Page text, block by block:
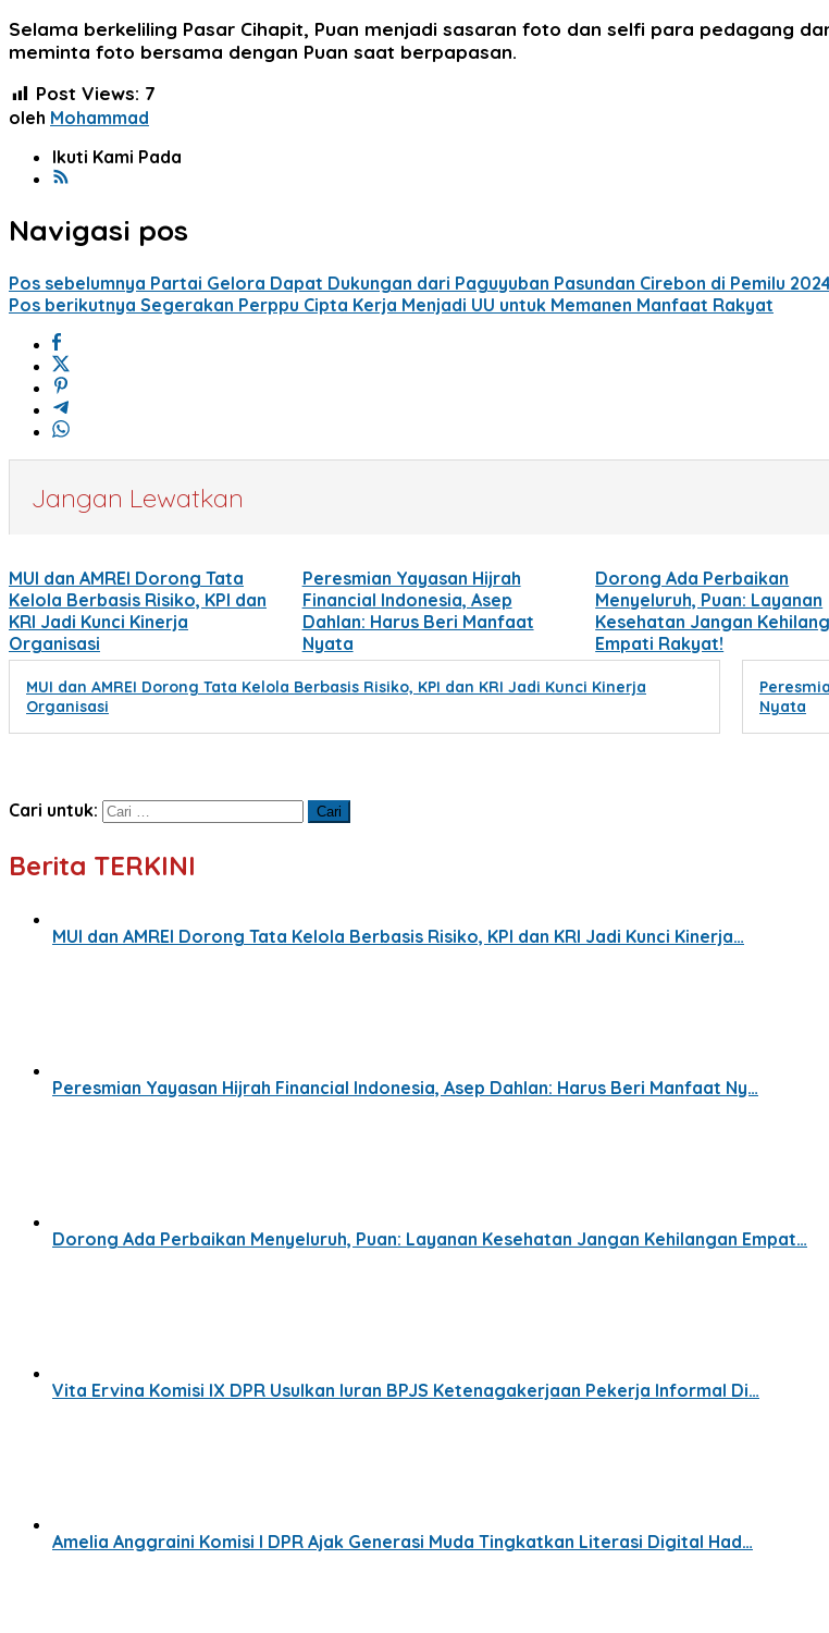
Selama berkeliling Pasar Cihapit, Puan menjadi sasaran foto dan selfi para pedagang
meminta foto bersama dengan Puan saat berpapasan.
Post Views: 7
oleh Mohammad
Ikuti Kami Pada
Navigasi pos
Pos sebelumnya Partai Gelora Dapat Dukungan dari Paguyuban Pasundan Cirebon di Pemilu
Pos berikutnya Segerakan Perppu Cipta Kerja Menjadi UU untuk Memanen Manfaat Rakyat
Jangan Lewatkan
MUI dan AMREI Dorong Tata
Kelola Berbasis Risiko, KPI dan
KRI Jadi Kunci Kinerja
Organisasi
Peresmian Yayasan Hijrah
Financial Indonesia, Asep
Dahlan: Harus Beri Manfaat
Nyata
Dorong Ada Perbaikan
Menyeluruh, Puan: Layanan
Kesehatan Jangan
Empati Rakyat!
MUI dan AMREI Dorong Tata Kelola Berbasis Risiko, KPI dan KRI Jadi Kunci Kinerja
Organisasi
Nyata
Cari untuk:
Berita TERKINI
MUI dan AMREI Dorong Tata Kelola Berbasis Risiko, KPI dan KRI Jadi Kunci Kinerja…
Peresmian Yayasan Hijrah Financial Indonesia, Asep Dahlan: Harus Beri Manfaat Ny…
Dorong Ada Perbaikan Menyeluruh, Puan: Layanan Kesehatan Jangan Kehilangan Empat…
Vita Ervina Komisi IX DPR Usulkan Iuran BPJS Ketenagakerjaan Pekerja Informal Di…
Amelia Anggraini Komisi I DPR Ajak Generasi Muda Tingkatkan Literasi Digital Had…